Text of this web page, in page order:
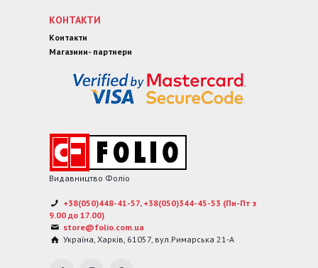
КОНТАКТИ
Контакти
Магазини- партнери
Видавництво Фоліо
+38(050)448-41-57, +38(050)344-45-53 (Пн-Пт з
9.00 до 17.00)
store@folio.com.ua
Україна Харків 61057, вул.Римарська 21-А